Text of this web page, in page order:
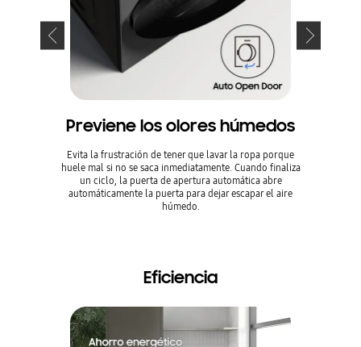
Previene los olores húmedos
Evita la frustración de tener que lavar la ropa porque
huele mal si no se saca inmediatamente. Cuando finaliza
un ciclo, la puerta de apertura automática abre
automáticamente la puerta para dejar escapar el aire
húmedo.
Eficiencia